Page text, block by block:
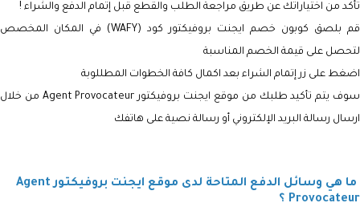
تأكد من اختياراتك عن طريق مراجعة الطلب والقطع قبل إتمام الدفع والشراء !
قم بلصق كوبون خصم
ايجنت بروفيكتور كود (WAFY) في المكان المخصص
لتحصل على قيمة الخصم المناسبة
اضغط على زر إتمام الشراء بعد اكمال كافة الخطوات المطللوبة
سوف يتم تأكيد طلبك من موقع
ايجنت بروفيكتور Agent Provocateur من خلال
ارسال رسالة البريد الإلكتروني أو رسالة نصية على هاتفك
ما هي وسائل الدفع المتاحة لدى موقع ايجنت بروفيكتور Agent
Provocateur ؟